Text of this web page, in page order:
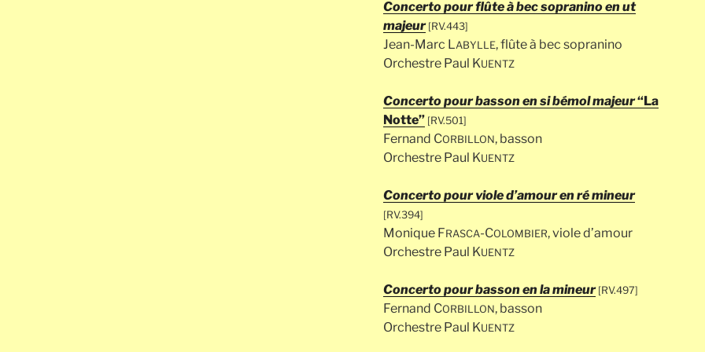
Concerto pour flûte à bec sopranino en ut
majeur [RV.443]
Jean-Marc LABYLLE, flûte à bec sopranino
Orchestre Paul KUENTZ
Concerto pour basson en si bémol majeur“La
Notte” [RV.501]
Fernand CORBILLON, basson
Orchestre Paul KUENTZ
Concerto pour viole d’amour en ré mineur
[RV.394]
Monique FRASCA-COLOMBIER, viole d’amour
Orchestre Paul KUENTZ
Concerto pour basson en la mineur [RV.497]
Fernand CORBILLON, basson
Orchestre Paul KUENTZ